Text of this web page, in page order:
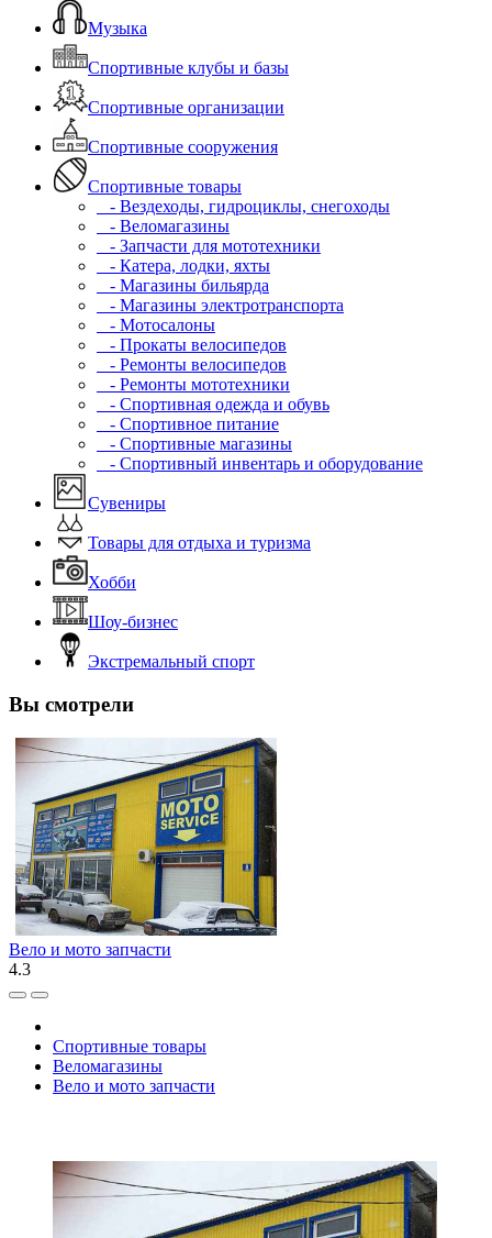
Музыка
Спортивные клубы и базы
Спортивные организации
Спортивные сооружения
Спортивные товары
- Вездеходы, гидроциклы, снегоходы
- Веломагазины
- Запчасти для мототехники
- Катера, лодки, яхты
- Магазины бильярда
- Магазины электротранспорта
- Мотосалоны
- Прокаты велосипедов
- Ремонты велосипедов
- Ремонты мототехники
- Спортивная одежда и обувь
- Спортивное питание
- Спортивные магазины
- Спортивный инвентарь и оборудование
Сувениры
Товары для отдыха и туризма
Хобби
Шоу-бизнес
Экстремальный спорт
Вы смотрели
Вело и мото запчасти
4.3
Спортивные товары
Веломагазины
Вело и мото запчасти